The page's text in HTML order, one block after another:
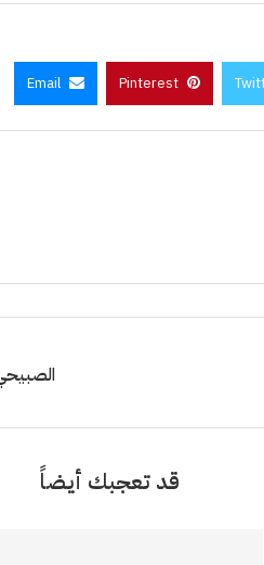
Pinterest
Email
قد تعجبك أيضاً